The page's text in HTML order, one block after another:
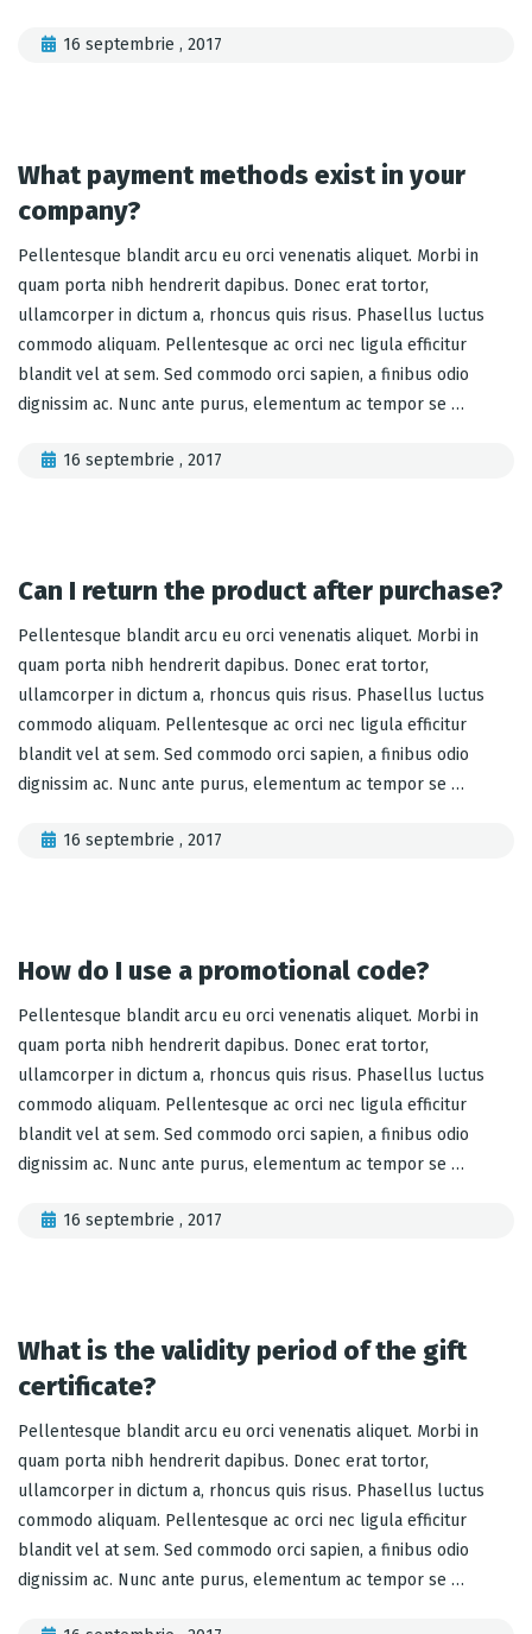
16 septembrie , 2017
What payment methods exist in your
company?
Pellentesque blandit arcu eu orci venenatis aliquet. Morbi in
quam porta nibh hendrerit dapibus. Donec erat tortor,
ullamcorper in dictum a, rhoncus quis risus. Phasellus luctus
commodo aliquam. Pellentesque ac orci nec ligula efficitur
blandit vel at sem. Sed commodo orci sapien, a finibus odio
dignissim ac. Nunc ante purus, elementum ac tempor se …
16 septembrie , 2017
Can I return the product after purchase?
Pellentesque blandit arcu eu orci venenatis aliquet. Morbi in
quam porta nibh hendrerit dapibus. Donec erat tortor,
ullamcorper in dictum a, rhoncus quis risus. Phasellus luctus
commodo aliquam. Pellentesque ac orci nec ligula efficitur
blandit vel at sem. Sed commodo orci sapien, a finibus odio
dignissim ac. Nunc ante purus, elementum ac tempor se …
16 septembrie , 2017
How do I use a promotional code?
Pellentesque blandit arcu eu orci venenatis aliquet. Morbi in
quam porta nibh hendrerit dapibus. Donec erat tortor,
ullamcorper in dictum a, rhoncus quis risus. Phasellus luctus
commodo aliquam. Pellentesque ac orci nec ligula efficitur
blandit vel at sem. Sed commodo orci sapien, a finibus odio
dignissim ac. Nunc ante purus, elementum ac tempor se …
16 septembrie , 2017
What is the validity period of the gift
certificate?
Pellentesque blandit arcu eu orci venenatis aliquet. Morbi in
quam porta nibh hendrerit dapibus. Donec erat tortor,
ullamcorper in dictum a, rhoncus quis risus. Phasellus luctus
commodo aliquam. Pellentesque ac orci nec ligula efficitur
blandit vel at sem. Sed commodo orci sapien, a finibus odio
dignissim ac. Nunc ante purus, elementum ac tempor se …